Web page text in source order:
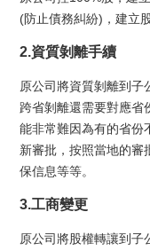
(防止債務糾紛)，建立
2.資質剝離手續
原公司將資質剝離到子
跨省剝離還需要對應省
能非常難因為有的省份
新審批，按照當地的審
保信息等等。
3.工商變更
原公司將股權轉讓到子